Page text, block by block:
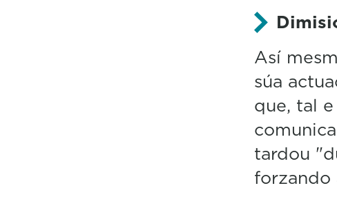
Así
súa
que, tal
tardou
forzando